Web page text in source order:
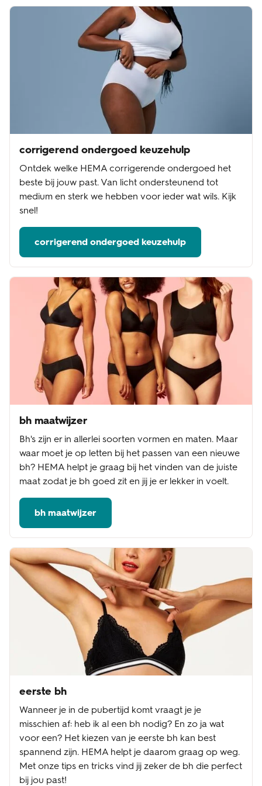
corrigerend ondergoed keuzehulp
Ontdek welke HEMA corrigerende ondergoed het
beste bij jouw past. Van licht ondersteunend tot
medium en sterk we hebben voor ieder wat wils. Kijk
snel!
corrigerend ondergoed keuzehulp
bh maatwijzer
Bh's zijn er in allerlei soorten vormen en maten. Maar
waar moet je op letten bij het passen van een nieuwe
bh? HEMA helpt je graag bij het vinden van de juiste
maat zodat je bh goed zit en jij je er lekker in voelt.
bh maatwijzer
eerste bh
Wanneer je in de pubertijd komt vraagt je je
misschien af: heb ik al een bh nodig? En zo ja wat
voor een? Het kiezen van je eerste bh kan best
spannend zijn. HEMA helpt je daarom graag op weg.
Met onze tips en tricks vind jij zeker de bh die perfect
bij jou past!